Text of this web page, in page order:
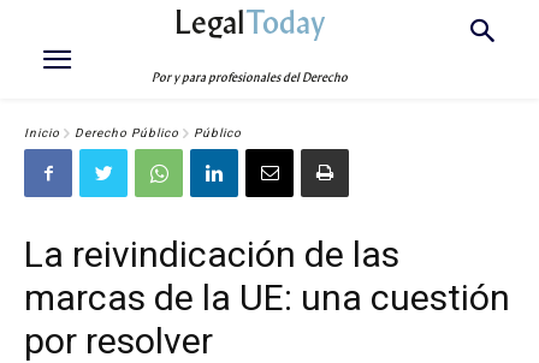
LegalToday
Por y para profesionales del Derecho
Inicio Derecho Público Público
La reivindicación de las
marcas de la UE: una cuestión
por resolver